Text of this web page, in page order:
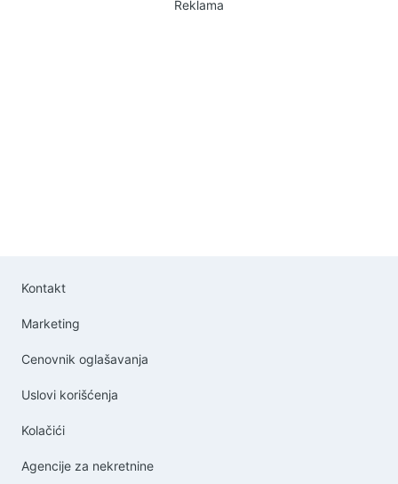
Reklama
Kontakt
Marketing
Cenovnik oglašavanja
Uslovi korišćenja
Kolačići
Agencije za nekretnine